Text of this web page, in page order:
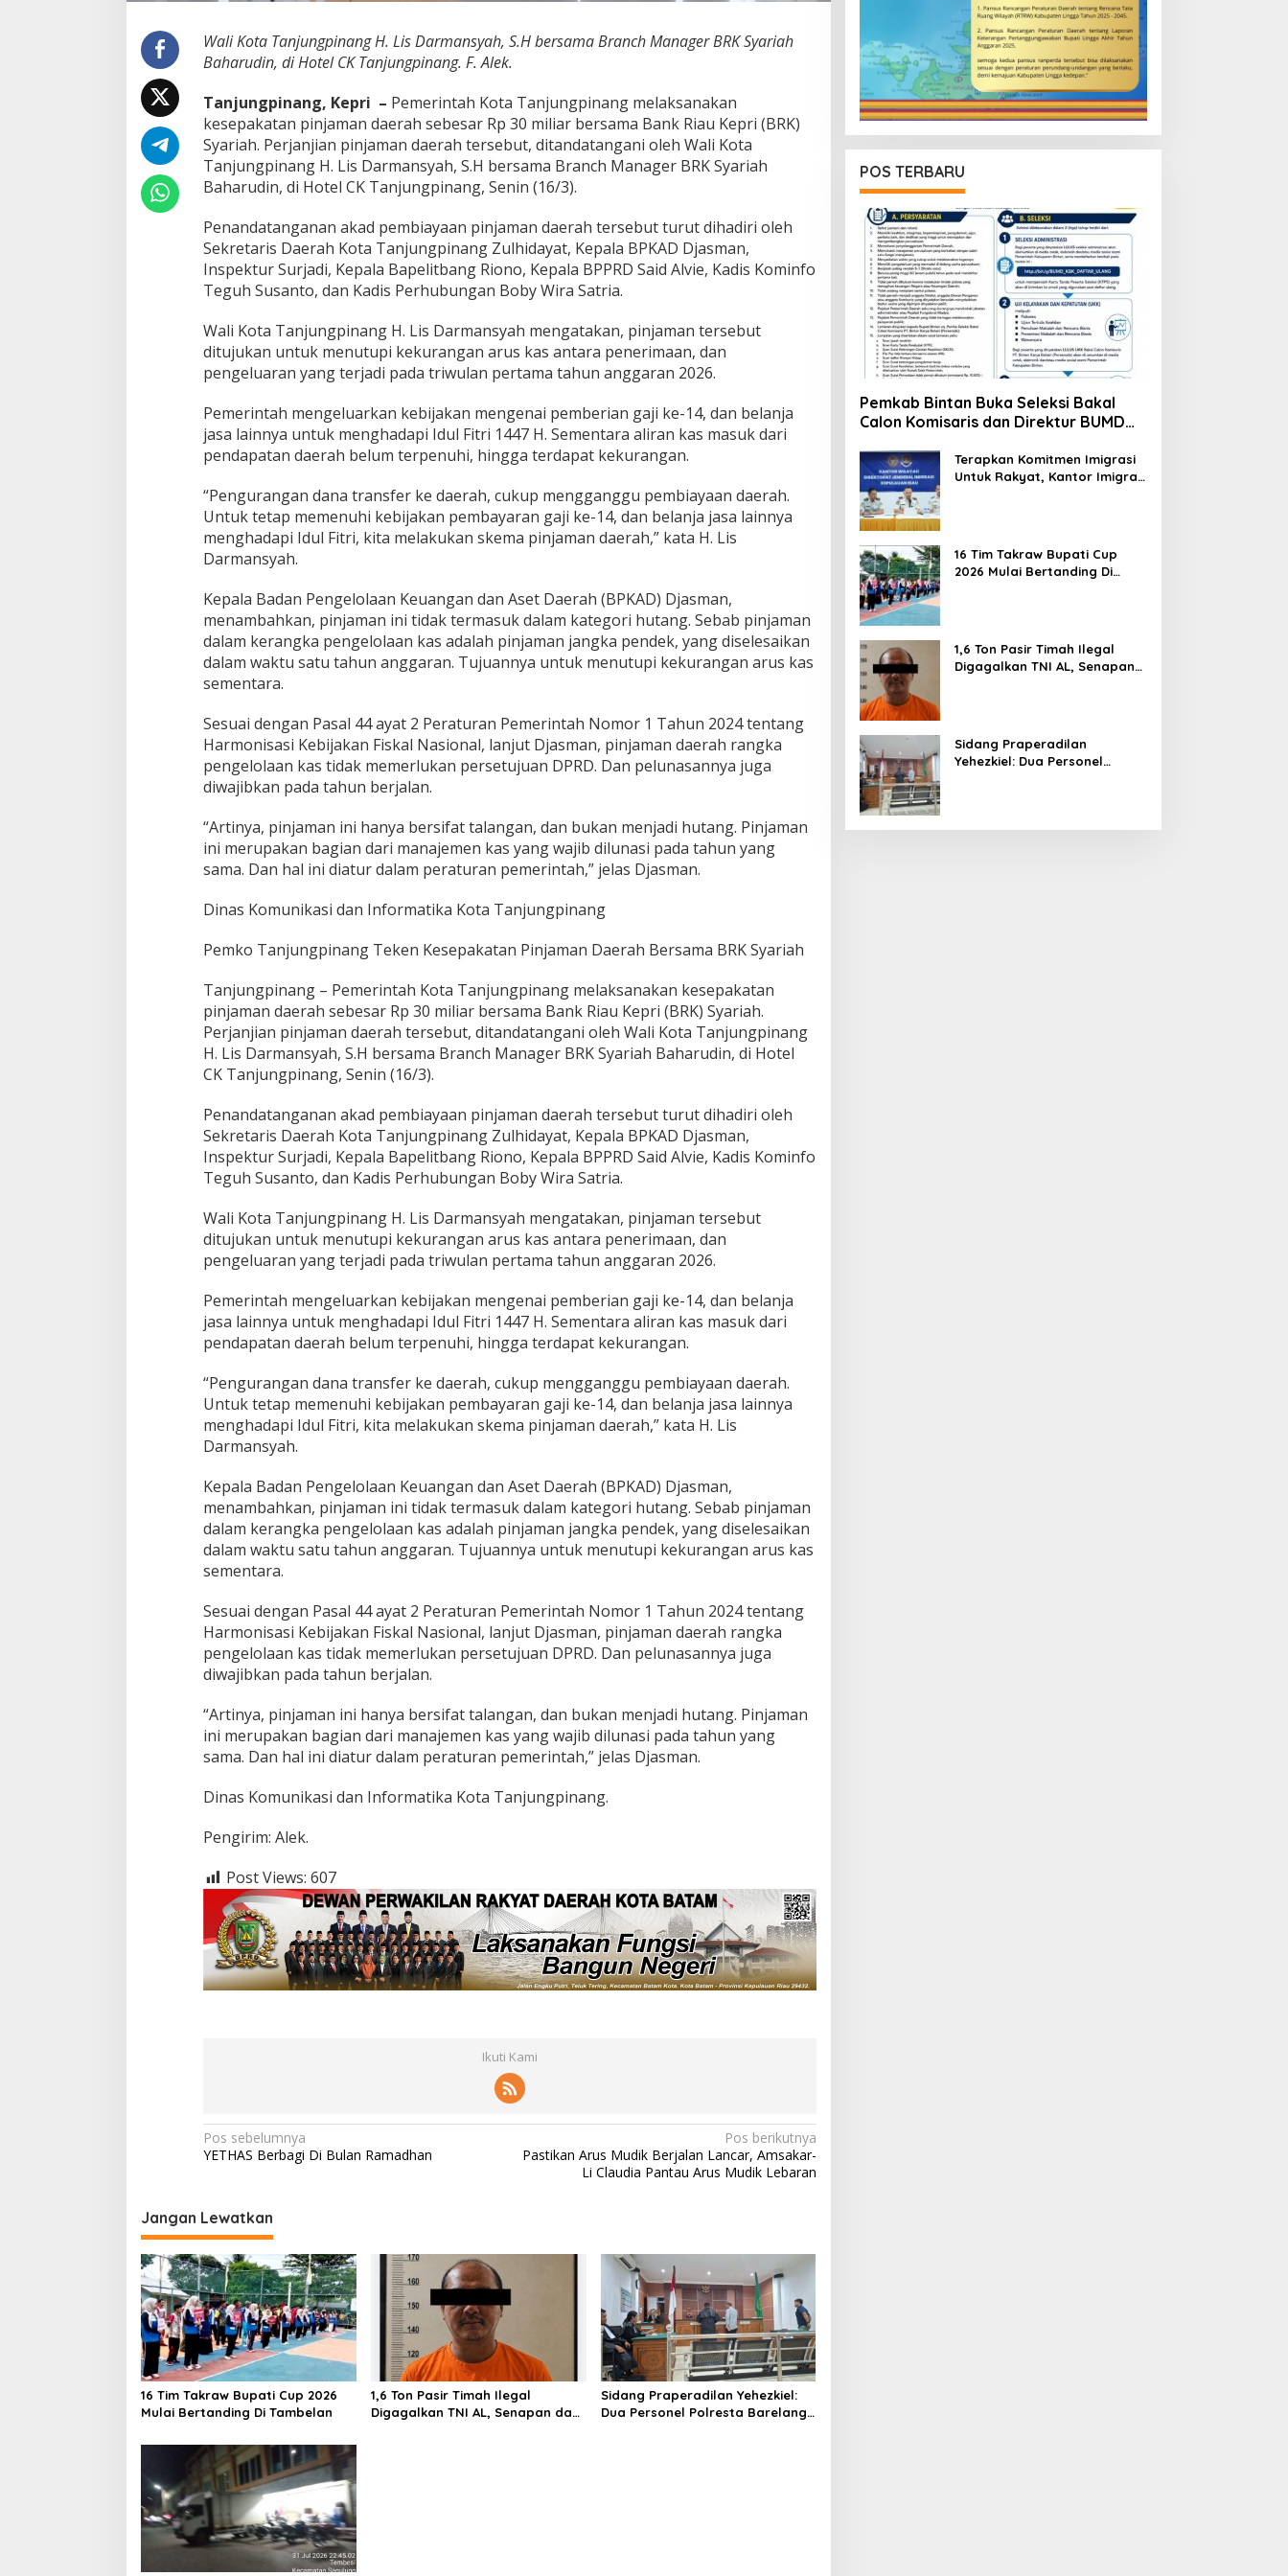
a
m
n
D
e
r
a
B
e
r
s
a
a
R
K
y
a
i
h
Wali Kota Tanjungpinang H. Lis Darmansyah, S.H bersama Branch Manager BRK Syariah
Baharudin, di Hotel CK Tanjungpinang. F. Alek.
Tanjungpinang, Kepri – Pemerintah Kota Tanjungpinang melaksanakan
kesepakatan pinjaman daerah sebesar Rp 30 miliar bersama Bank Riau Kepri (BRK)
Syariah. Perjanjian pinjaman daerah tersebut, ditandatangani oleh Wali Kota
Tanjungpinang H. Lis Darmansyah, S.H bersama Branch Manager BRK Syariah
Baharudin, di Hotel CK Tanjungpinang, Senin (16/3).
Penandatanganan akad pembiayaan pinjaman daerah tersebut turut dihadiri oleh
Sekretaris Daerah Kota Tanjungpinang Zulhidayat, Kepala BPKAD Djasman,
Inspektur Surjadi, Kepala Bapelitbang Riono, Kepala BPPRD Said Alvie, Kadis Kominfo
Teguh Susanto, dan Kadis Perhubungan Boby Wira Satria.
Wali Kota Tanjungpinang H. Lis Darmansyah mengatakan, pinjaman tersebut
ditujukan untuk menutupi kekurangan arus kas antara penerimaan, dan
pengeluaran yang terjadi pada triwulan pertama tahun anggaran 2026.
Pemerintah mengeluarkan kebijakan mengenai pemberian gaji ke-14, dan belanja
jasa lainnya untuk menghadapi Idul Fitri 1447 H. Sementara aliran kas masuk dari
pendapatan daerah belum terpenuhi, hingga terdapat kekurangan.
“Pengurangan dana transfer ke daerah, cukup mengganggu pembiayaan daerah.
Untuk tetap memenuhi kebijakan pembayaran gaji ke-14, dan belanja jasa lainnya
menghadapi Idul Fitri, kita melakukan skema pinjaman daerah,” kata H. Lis
Darmansyah.
Kepala Badan Pengelolaan Keuangan dan Aset Daerah (BPKAD) Djasman,
menambahkan, pinjaman ini tidak termasuk dalam kategori hutang. Sebab pinjaman
dalam kerangka pengelolaan kas adalah pinjaman jangka pendek, yang diselesaikan
dalam waktu satu tahun anggaran. Tujuannya untuk menutupi kekurangan arus kas
sementara.
Sesuai dengan Pasal 44 ayat 2 Peraturan Pemerintah Nomor 1 Tahun 2024 tentang
Harmonisasi Kebijakan Fiskal Nasional, lanjut Djasman, pinjaman daerah rangka
pengelolaan kas tidak memerlukan persetujuan DPRD. Dan pelunasannya juga
diwajibkan pada tahun berjalan.
“Artinya, pinjaman ini hanya bersifat talangan, dan bukan menjadi hutang. Pinjaman
ini merupakan bagian dari manajemen kas yang wajib dilunasi pada tahun yang
sama. Dan hal ini diatur dalam peraturan pemerintah,” jelas Djasman.
Dinas Komunikasi dan Informatika Kota Tanjungpinang
Pemko Tanjungpinang Teken Kesepakatan Pinjaman Daerah Bersama BRK Syariah
Tanjungpinang – Pemerintah Kota Tanjungpinang melaksanakan kesepakatan
pinjaman daerah sebesar Rp 30 miliar bersama Bank Riau Kepri (BRK) Syariah.
Perjanjian pinjaman daerah tersebut, ditandatangani oleh Wali Kota Tanjungpinang
H. Lis Darmansyah, S.H bersama Branch Manager BRK Syariah Baharudin, di Hotel
CK Tanjungpinang, Senin (16/3).
Penandatanganan akad pembiayaan pinjaman daerah tersebut turut dihadiri oleh
Sekretaris Daerah Kota Tanjungpinang Zulhidayat, Kepala BPKAD Djasman,
Inspektur Surjadi, Kepala Bapelitbang Riono, Kepala BPPRD Said Alvie, Kadis Kominfo
Teguh Susanto, dan Kadis Perhubungan Boby Wira Satria.
Wali Kota Tanjungpinang H. Lis Darmansyah mengatakan, pinjaman tersebut
ditujukan untuk menutupi kekurangan arus kas antara penerimaan, dan
pengeluaran yang terjadi pada triwulan pertama tahun anggaran 2026.
Pemerintah mengeluarkan kebijakan mengenai pemberian gaji ke-14, dan belanja
jasa lainnya untuk menghadapi Idul Fitri 1447 H. Sementara aliran kas masuk dari
pendapatan daerah belum terpenuhi, hingga terdapat kekurangan.
“Pengurangan dana transfer ke daerah, cukup mengganggu pembiayaan daerah.
Untuk tetap memenuhi kebijakan pembayaran gaji ke-14, dan belanja jasa lainnya
menghadapi Idul Fitri, kita melakukan skema pinjaman daerah,” kata H. Lis
Darmansyah.
Kepala Badan Pengelolaan Keuangan dan Aset Daerah (BPKAD) Djasman,
menambahkan, pinjaman ini tidak termasuk dalam kategori hutang. Sebab pinjaman
dalam kerangka pengelolaan kas adalah pinjaman jangka pendek, yang diselesaikan
dalam waktu satu tahun anggaran. Tujuannya untuk menutupi kekurangan arus kas
sementara.
Sesuai dengan Pasal 44 ayat 2 Peraturan Pemerintah Nomor 1 Tahun 2024 tentang
Harmonisasi Kebijakan Fiskal Nasional, lanjut Djasman, pinjaman daerah rangka
pengelolaan kas tidak memerlukan persetujuan DPRD. Dan pelunasannya juga
diwajibkan pada tahun berjalan.
“Artinya, pinjaman ini hanya bersifat talangan, dan bukan menjadi hutang. Pinjaman
ini merupakan bagian dari manajemen kas yang wajib dilunasi pada tahun yang
sama. Dan hal ini diatur dalam peraturan pemerintah,” jelas Djasman.
Dinas Komunikasi dan Informatika Kota Tanjungpinang.
Pengirim: Alek.
Post Views: 607
Ikuti Kami
N
a
i
g
a
s
i
p
o
s
Pos sebelumnya
YETHAS Berbagi Di Bulan Ramadhan
Pos berikutnya
Pastikan Arus Mudik Berjalan Lancar, Amsakar-
Li Claudia Pantau Arus Mudik Lebaran
Jangan Lewatkan
16 Tim Takraw Bupati Cup 2026
Mulai Bertanding Di Tambelan
1,6 Ton Pasir Timah Ilegal
Digagalkan TNI AL, Senapan dan
Sidang Praperadilan Yehezkiel:
Dua Personel Polresta Barelang
POS TERBARU
Pemkab Bintan Buka Seleksi Bakal
Calon Komisaris dan Direktur BUMD
Terapkan Komitmen Imigrasi
Untuk Rakyat, Kantor Imigrasi
16 Tim Takraw Bupati Cup
2026 Mulai Bertanding Di
1,6 Ton Pasir Timah Ilegal
Digagalkan TNI AL, Senapan
Sidang Praperadilan
Yehezkiel: Dua Personel